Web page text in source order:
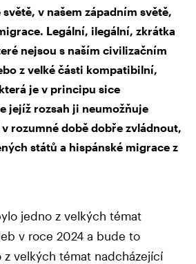
v našem západním světě,
Legální, ilegální, zkrátka
nejsou s naším civilizačním
z velké části kompatibilní,
je v principu sice
jejíž rozsah ji neumožňuje
rozumné době dobře zvládnout,
států a hispánské migrace z
jedno z velkých témat
v roce 2024 a bude to
velkých témat nadcházející